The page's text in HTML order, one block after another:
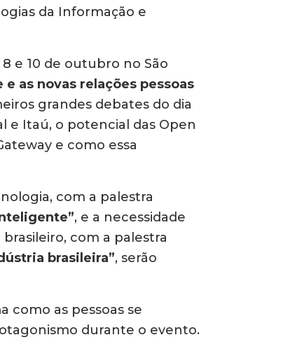
da Informação e
e 10 de outubro no São
as novas relações pessoas
grandes debates do dia
e Itaú, o potencial das Open
e como essa
com a palestra
, e a necessidade
com a palestra
brasileira”, serão
como as pessoas se
durante o evento.